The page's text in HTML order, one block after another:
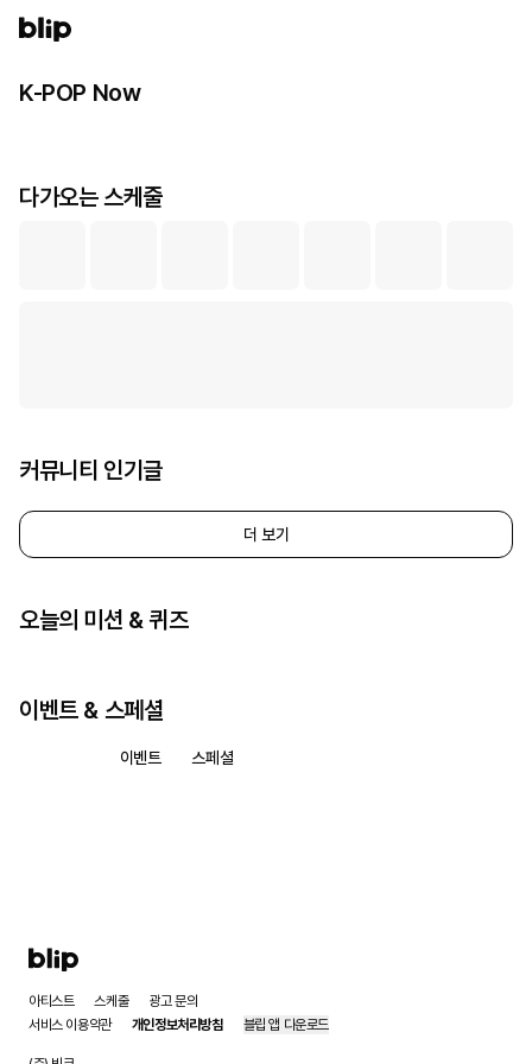
K-POP Now
다가오는 스케줄
커뮤니티 인기글
더 보기
오늘의 미션 & 퀴즈
이벤트 & 스페셜
이벤트 스페셜
아티스트 스케줄
광고 문의
서비스 이용약관
개인정보처리방침 블립 앱 다운로드